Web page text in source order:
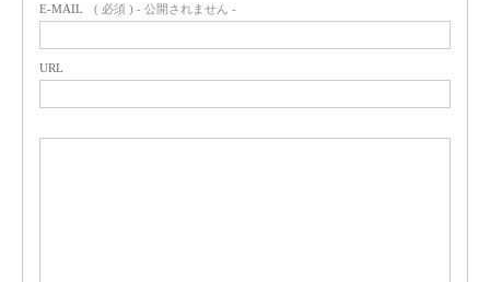
E-MAIL ( 必須 ) - 公開されません -
URL